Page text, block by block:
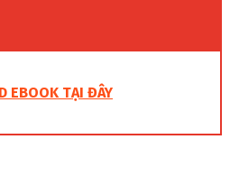
EBOOK TẠI ĐÂY